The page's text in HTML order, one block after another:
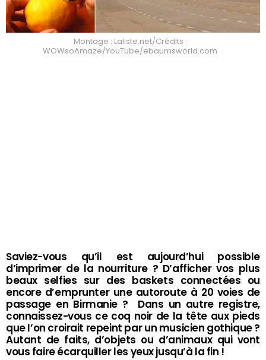
Montage : Laliste.net/Crédits :
WOWsoAmaze/YouTube/ebaumsworld.com
Saviez-vous qu’il est aujourd’hui possible
d’imprimer de la nourriture ? D’afficher vos plus
beaux selfies sur des baskets connectées ou
encore d’emprunter une autoroute à 20 voies de
passage en Birmanie ? Dans un autre registre,
connaissez-vous ce coq noir de la tête aux pieds
que l’on croirait repeint par un musicien gothique ?
Autant de faits, d’objets ou d’animaux qui vont
vous faire écarquiller les yeux jusqu’à la fin !